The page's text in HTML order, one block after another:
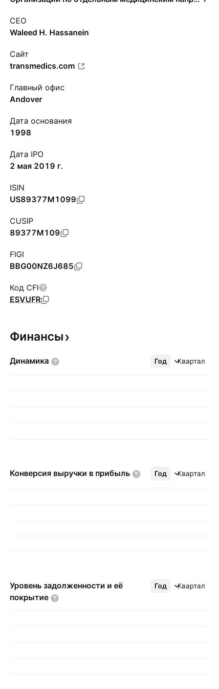
CEO
Waleed H. Hassanein
Сайт
transmedics.com
Главный офис
Andover
Дата основания
1998
Дата IPO
2 мая 2019 г.
ISIN
US89377M1099
CUSIP
89377M109
FIGI
BBG00NZ6J685
Код CFI
ESVUFR
Финансы
Динамика Год Квартал
Ещё
Конверсия выручки в прибыль Год Квартал
Ещё
Уровень задолженности и её
покрытие
Год Квартал
Ещё